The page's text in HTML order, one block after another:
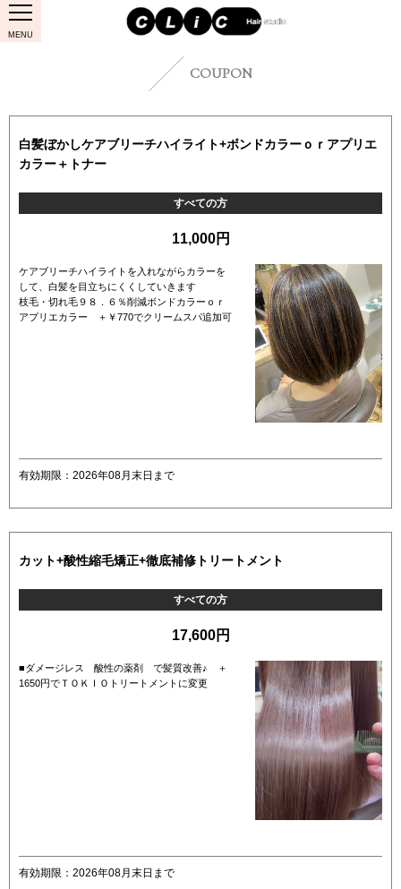
MENU
COUPON
白髪ぼかしケアブリーチハイライト+ボンドカラーｏｒアプリエ
カラー＋トナー
すべての方
11,000円
ケアブリーチハイライトを入れながらカラーを
して、白髪を目立ちにくくしていきます
枝毛・切れ毛９８．６％削減ボンドカラーｏｒ
アプリエカラー ＋￥770でクリームスパ追加可
有効期限：2026年08月末日まで
カット+酸性縮毛矯正+徹底補修トリートメント
すべての方
17,600円
■ダメージレス 酸性の薬剤 で髪質改善♪ ＋
1650円でＴＯＫＩＯトリートメントに変更
有効期限：2026年08月末日まで